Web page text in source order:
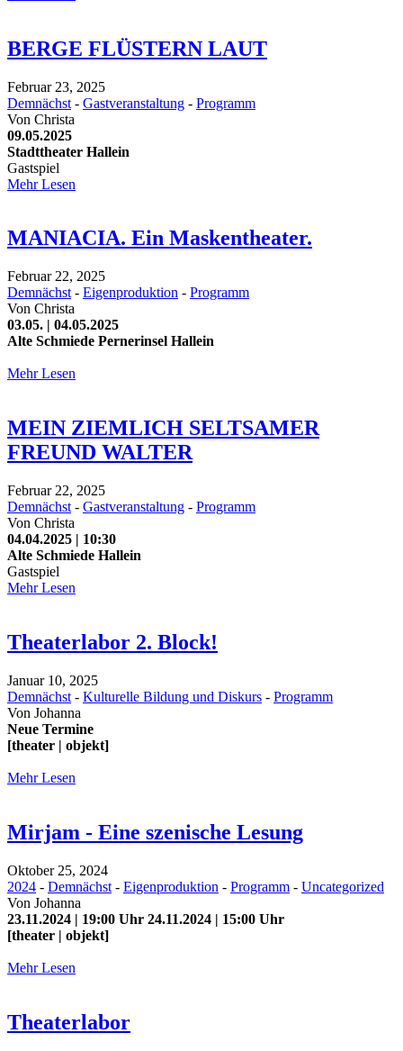
BERGE FLÜSTERN LAUT
Februar 23, 2025
Demnächst - Gastveranstaltung - Programm
Von Christa
09.05.2025
Stadttheater Hallein
Gastspiel
Mehr Lesen
MANIACIA. Ein Maskentheater.
Februar 22, 2025
Demnächst - Eigenproduktion - Programm
Von Christa
03.05. | 04.05.2025
Alte Schmiede Pernerinsel Hallein
Mehr Lesen
MEIN ZIEMLICH SELTSAMER
FREUND WALTER
Februar 22, 2025
Demnächst - Gastveranstaltung - Programm
Von Christa
04.04.2025 | 10:30
Alte Schmiede Hallein
Gastspiel
Mehr Lesen
Theaterlabor 2. Block!
Januar 10, 2025
Demnächst - Kulturelle Bildung und Diskurs - Programm
Von Johanna
Neue Termine
[theater | objekt]
Mehr Lesen
Mirjam - Eine szenische Lesung
Oktober 25, 2024
2024 - Demnächst - Eigenproduktion - Programm - Uncategorized
Von Johanna
23.11.2024 | 19:00 Uhr 24.11.2024 | 15:00 Uhr
[theater | objekt]
Mehr Lesen
Theaterlabor